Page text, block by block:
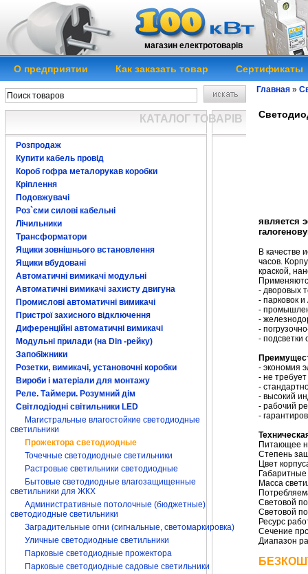
магазин електротоварів
О предприятии Как заказать товар Сертификаты
КАТАЛОГ ТОВАРІВ
Розпродаж
Купити кабель провід
Короб гофра металорукав коробки
Кріплення
Подовжувачі
Роз`єми силові кабельні
Лічильники
Трансформатори
Ящики зовнішнього встановлення
Ящики вбудовані
Автоматичні вимикачі модульні
Автоматичні вимикачі захисту двигуна
Промислові автоматичні вимикачі
Пристрої захисного відключення
Диференційні автоматичні вимикачі
Модульні прилади (на Din -рейку)
Запобіжники
Розетки, вимикачі, установочні коробки
Вироби і матеріали для монтажу
Реле. Таймери. Розумний дім
Світлодіодні світильники LED
Магистральные влагостойкие светодиодные
светильники
Прожектора светодиодные
Точечные светодиодные светильники
Растровые светильники светодиодные
Бытовые светодиодные влагозащищенные
светильники для ЖКХ
Административные потолочные (бюджетные)
светодиодные светильники
Заградительные огни (сигнальные, светомаркировка)
Уличные светодиодные светильники
Парковые светодиодные прожектора
Парковые светодиодные садовые светильники
Главная »
является
В качестве
часов.
краской,
- дворовых
- парковок
-
-
-
- подсветки
- экономия
- не
-
- высокий
- рабочий
-
Питающее
Степень
Цвет
Масса
Световой
Световой
Ресурс
Сечение
Диапазон